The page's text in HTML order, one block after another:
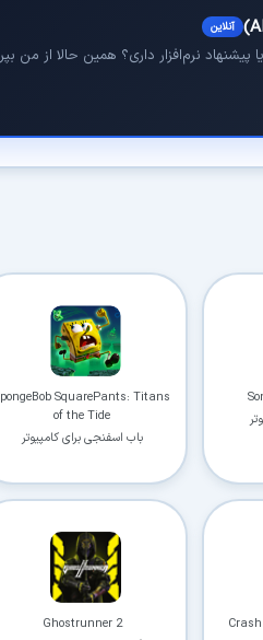
آنلاین
نرم‌افزار داری؟ همین حالا از من
SquarePants: Titans
of the Tide
باب اسفنجی برای کامپیوتر
Ghostrunner 2